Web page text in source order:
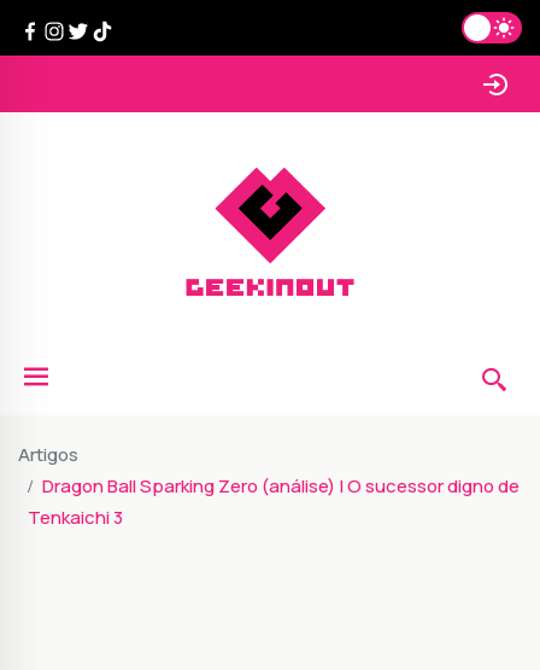
Artigos
Dragon Ball Sparking Zero (análise) | O sucessor digno de
Tenkaichi 3